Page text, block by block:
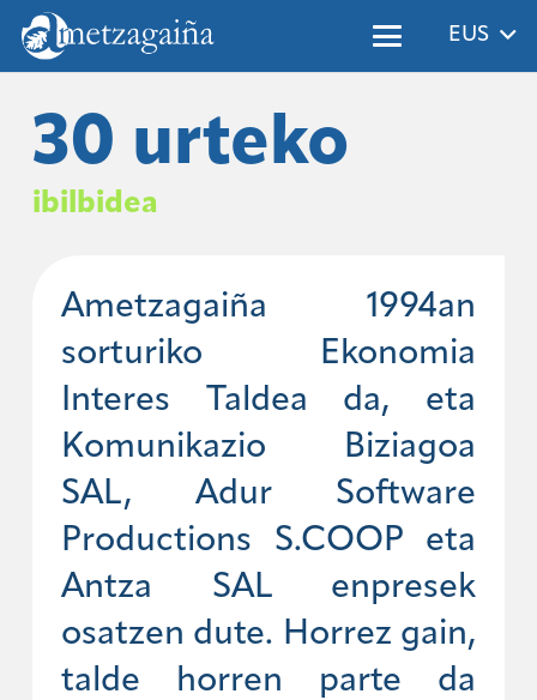
EUS
30 urteko
ibilbidea
Ametzagaiña 1994an
sorturiko Ekonomia
Interes Taldea da, eta
Komunikazio Biziagoa
SAL, Adur Software
Productions S.COOP eta
Antza SAL enpresek
osatzen dute. Horrez gain,
talde horren parte da